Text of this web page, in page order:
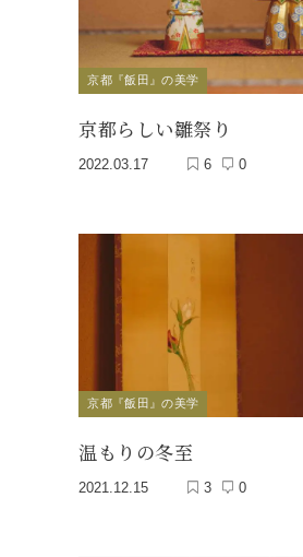
京都『飯田』の美学
京都らしい雛祭り
2022.03.17 6 0
京都『飯田』の美学
温もりの冬至
2021.12.15 3 0